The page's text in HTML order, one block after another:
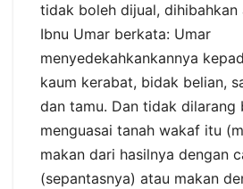
tidak boleh dijual, dihibahkan
Ibnu Umar berkata: Umar
menyedekahkankannya
kaum kerabat, bidak belian,
dan tamu. Dan tidak dilarang
menguasai tanah wakaf itu
makan dari hasilnya dengan
(sepantasnya) atau makan